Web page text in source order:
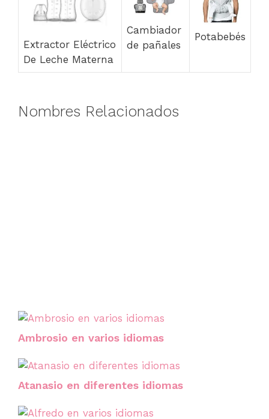
Extractor Eléctrico
De Leche Materna
Cambiador
de pañales
Potabebés
Nombres Relacionados
Ambrosio en varios idiomas
Atanasio en diferentes idiomas